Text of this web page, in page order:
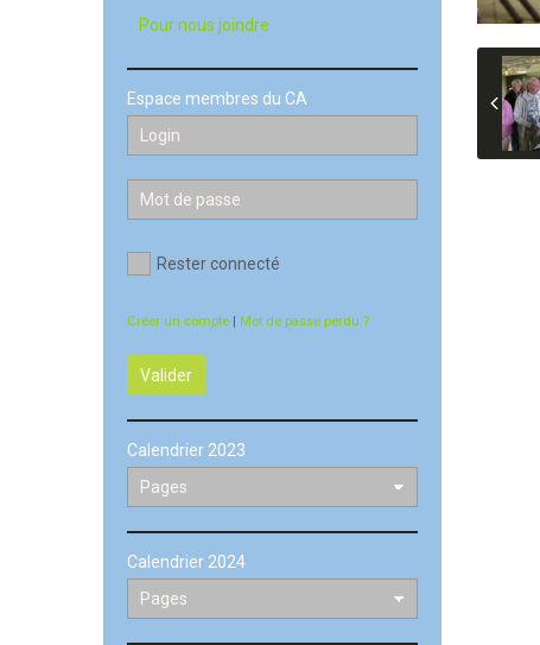
Pour nous joindre
Espace membres du CA
Rester connecté
Créer un compte | Mot de passe perdu ?
Valider
Calendrier 2023
Calendrier 2024